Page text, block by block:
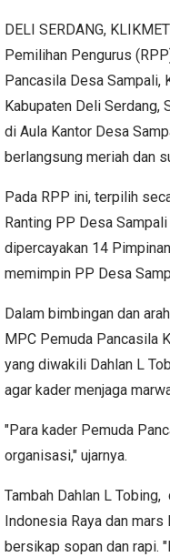
DELI SERDANG,
Pemilihan Pengurus
Pancasila Desa Sampali,
Kabupaten Deli Serdang,
di Aula Kantor Desa
berlangsung meriah dan
Pada RPP ini, terpilih
Ranting PP Desa
dipercayakan 14
memimpin PP Desa
Dalam bimbingan dan
MPC Pemuda Pancasila
yang diwakili Dahlan L
agar kader menjaga
"Para kader Pemuda
organisasi," ujarnya.
Tambah Dahlan L
Indonesia Raya dan
bersikap sopan dan rapi.